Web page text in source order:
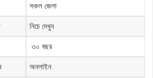
সকল জেলা
নিচে দেখুন
৩০ বছর
অনলাইন